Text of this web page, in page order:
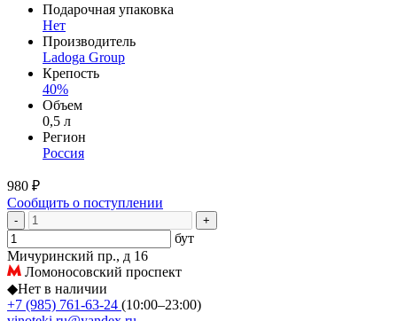
Подарочная упаковка
Нет
Производитель
Ladoga Group
Крепость
40%
Объем
0,5 л
Регион
Россия
980 ₽
Сообщить о поступлении
- +
бут
Мичуринский пр., д 16
Ломоносовский проспект
◆Нет в наличии
+7 (985) 761-63-24 (10:00–23:00)